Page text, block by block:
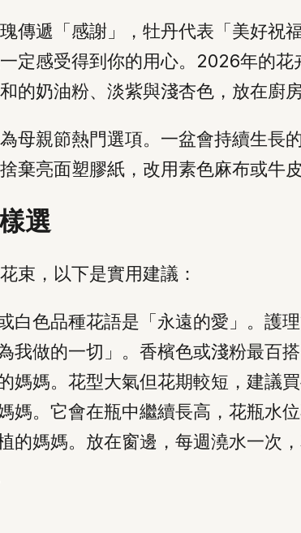
傳遞「感謝」，牡丹代表「美好祝
定感受得到你的用心。2026年的花
的奶油粉、淡紫與淺杏色，放在廚
母親節熱門選項。一盆會持續生長
棄亮面塑膠紙，改用素色麻布或牛
選
束，以下是實用建議：
白色品種花語是「永遠的愛」。護
我做的一切」。香檳色或淺粉最百
媽媽。花型大氣但花期較短，建議
媽。它會在瓶中繼續長高，花瓶水
的媽媽。放在窗邊，每週澆水一次